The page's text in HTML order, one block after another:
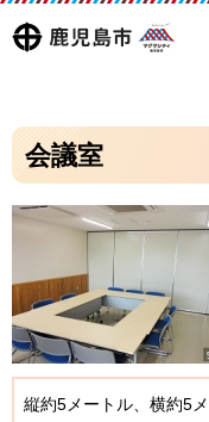
鹿児島
マグ
マシ
会議室
縦約5メートル、横約5